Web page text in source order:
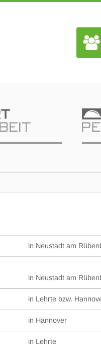
in Neustadt am
in Neustadt am
in Lehrte bzw.
in Hannover
in Lehrte